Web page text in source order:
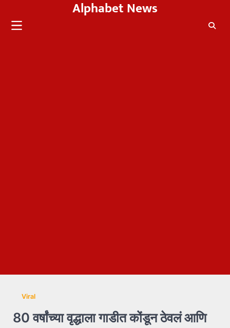
content
Alphabet News
Viral
80 वर्षांच्या वृद्धाला गाडीत कोंडून ठेवलं आणि